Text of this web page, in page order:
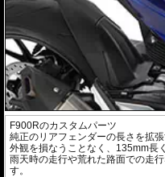
F900Rのカスタムパーツ
純正のリアフェンダーの長さを拡張
外観を損なうことなく、135mm長
雨天時の走行や荒れた路面での走
す。